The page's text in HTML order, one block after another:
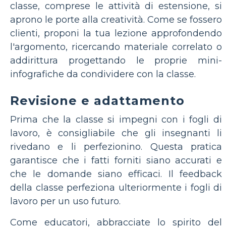
classe, comprese le attività di estensione, si
aprono le porte alla creatività. Come se fossero
clienti, proponi la tua lezione approfondendo
l'argomento, ricercando materiale correlato o
addirittura progettando le proprie mini-
infografiche da condividere con la classe.
Revisione e adattamento
Prima che la classe si impegni con i fogli di
lavoro, è consigliabile che gli insegnanti li
rivedano e li perfezionino. Questa pratica
garantisce che i fatti forniti siano accurati e
che le domande siano efficaci. Il feedback
della classe perfeziona ulteriormente i fogli di
lavoro per un uso futuro.
Come educatori, abbracciate lo spirito del